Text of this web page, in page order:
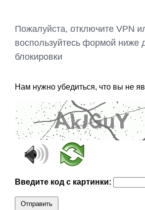
Пожалуйста, отключите VPN
воспользуйтесь формой ниже
блокировки
Нам нужно убедиться, что вы не
Введите код с картинки:
Отправить